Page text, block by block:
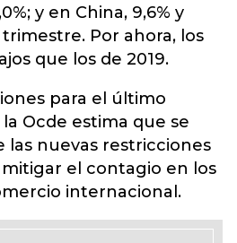
y en China, 9,6% y
Por ahora, los
que los de 2019.
para el último
Ocde estima que se
las nuevas restricciones
el contagio en los
internacional.